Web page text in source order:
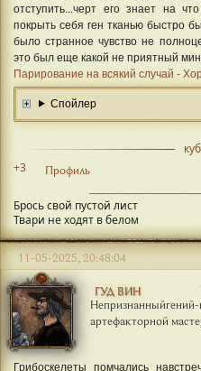
отступить...черт его знает на
покрыть себя ген тканью быстро
было странное чувство не
это был еще какой не приятный
Парирование на всякий случай -
Спойлер
+3
Профиль
Брось свой пустой лист
Твари не ходят в белом
ГУД ВИН
Непризнанныйгений-
артефакторной
11-05-2025, 20:48:04
Грибоскелеты помчались